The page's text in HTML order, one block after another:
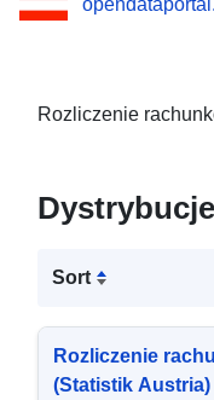
Rozliczenie
Dystrybucje
Sort
Rozliczenie
(Statistik Austria)